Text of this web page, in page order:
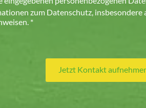
zum Datenschutz, insbesondere
*